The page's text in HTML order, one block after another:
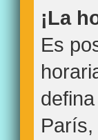
¡La
Es
París,